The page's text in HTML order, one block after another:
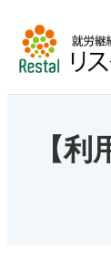
ス
キ
【